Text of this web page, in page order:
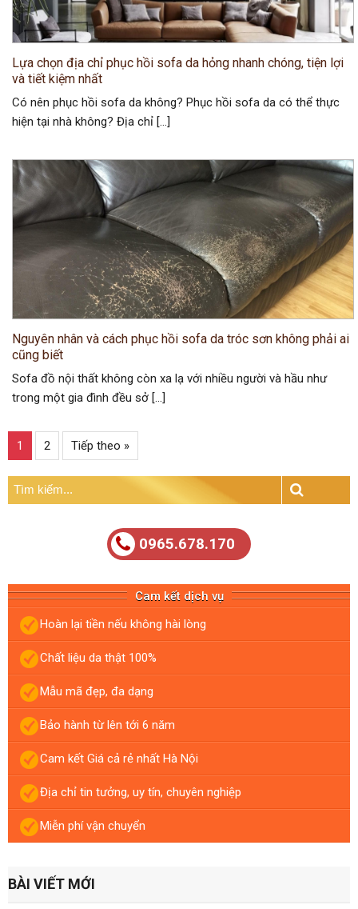
Lựa chọn địa chỉ phục hồi sofa da hỏng nhanh chóng, tiện lợi
và tiết kiệm nhất
Có nên phục hồi sofa da không? Phục hồi sofa da có thể thực
hiện tại nhà không? Địa chỉ […]
Nguyên nhân và cách phục hồi sofa da tróc sơn không phải ai
cũng biết
Sofa đồ nội thất không còn xa lạ với nhiều người và hầu như
trong một gia đình đều sở […]
1 2 Tiếp theo »
Tìm
kiếm:
0965.678.170
Cam kết dịch vụ
Hoàn lại tiền nếu không hài lòng
Chất liệu da thật 100%
Mẫu mã đẹp, đa dạng
Bảo hành từ lên tới 6 năm
Cam kết Giá cả rẻ nhất Hà Nội
Địa chỉ tin tưởng, uy tín, chuyên nghiệp
Miễn phí vận chuyển
BÀI VIẾT MỚI